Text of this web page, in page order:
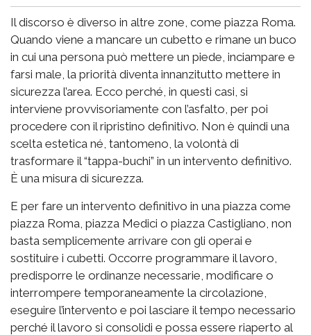
Il discorso è diverso in altre zone, come piazza Roma.
Quando viene a mancare un cubetto e rimane un buco
in cui una persona può mettere un piede, inciampare e
farsi male, la priorità diventa innanzitutto mettere in
sicurezza l’area. Ecco perché, in questi casi, si
interviene provvisoriamente con l’asfalto, per poi
procedere con il ripristino definitivo. Non è quindi una
scelta estetica né, tantomeno, la volontà di
trasformare il “tappa-buchi” in un intervento definitivo.
È una misura di sicurezza.
E per fare un intervento definitivo in una piazza come
piazza Roma, piazza Medici o piazza Castigliano, non
basta semplicemente arrivare con gli operai e
sostituire i cubetti. Occorre programmare il lavoro,
predisporre le ordinanze necessarie, modificare o
interrompere temporaneamente la circolazione,
eseguire l’intervento e poi lasciare il tempo necessario
perché il lavoro si consolidi e possa essere riaperto al